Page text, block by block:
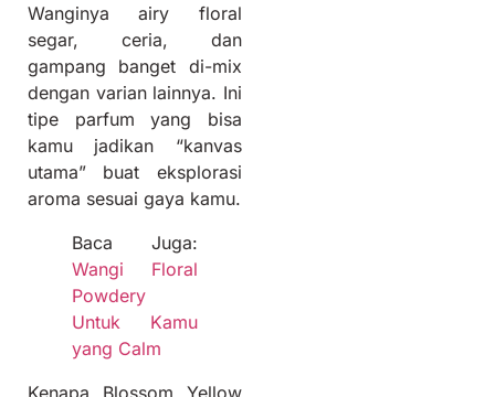
Wanginya airy floral
segar, ceria, dan
gampang banget di-mix
dengan varian lainnya. Ini
tipe parfum yang bisa
kamu jadikan “kanvas
utama” buat eksplorasi
aroma sesuai gaya kamu.
Baca Juga:
Wangi Floral
Powdery
Untuk Kamu
yang Calm